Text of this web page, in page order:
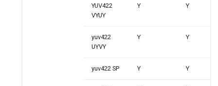
YUV422
VYUY
Y Y
yuv422
UYVY
Y Y
yuv422 SP Y Y